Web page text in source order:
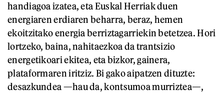
handiagoa izatea, eta Euskal Herriak duen
energiaren erdiaren beharra, beraz, hemen
ekoitzitako energia berriztagarriekin betetzea. Hori
lortzeko, baina, nahitaezkoa da trantsizio
energetikoari ekitea, eta bizkor, gainera,
plataformaren iritziz. Bi gako aipatzen dituzte:
desazkundea —hau da, kontsumoa murriztea—,